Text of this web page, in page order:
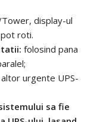
display-ul
roti.
folosind pana
altor urgente UPS-
sa fie